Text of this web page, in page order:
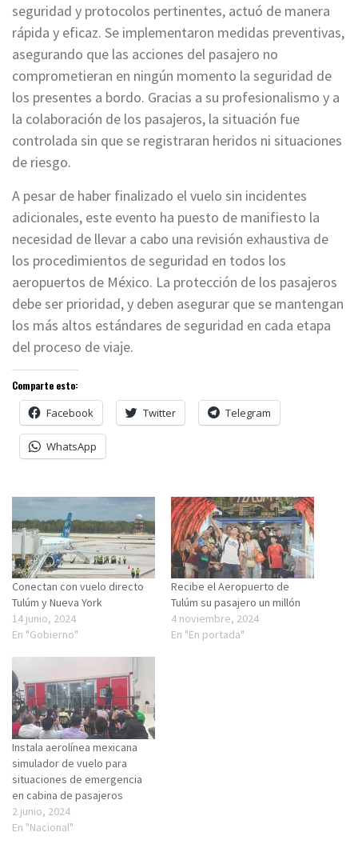
seguridad y protocolos pertinentes, actuó de manera
rápida y eficaz. Se implementaron medidas preventivas,
asegurando que las acciones del pasajero no
comprometieran en ningún momento la seguridad de
los presentes a bordo. Gracias a su profesionalismo y a
la colaboración de los pasajeros, la situación fue
controlada sin que se registraran heridos ni situaciones
de riesgo.
A pesar de haber finalizado el vuelo sin incidentes
adicionales, este evento ha puesto de manifiesto la
necesidad de llevar a cabo una revisión exhaustiva de
los procedimientos de seguridad en todos los
aeropuertos de México. La protección de los pasajeros
debe ser prioridad, y deben asegurar que se mantengan
los más altos estándares de seguridad en cada etapa
del proceso de viaje.
Comparte esto:
Facebook Twitter Telegram
WhatsApp
Conectan con vuelo directo
Tulúm y Nueva York
14 junio, 2024
En "Gobierno"
Recibe el Aeropuerto de
Tulúm su pasajero un millón
4 noviembre, 2024
En "En portada"
Instala aerolínea mexicana
simulador de vuelo para
situaciones de emergencia
en cabina de pasajeros
2 junio, 2024
En "Nacional"